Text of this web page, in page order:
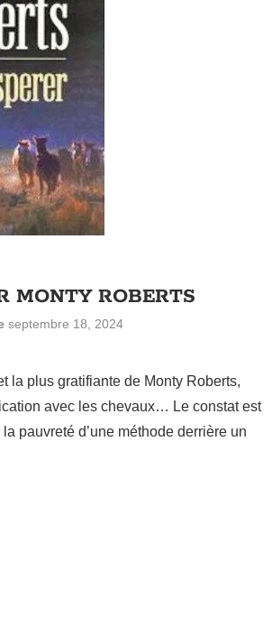
MONTY ROBERTS
septembre 18, 2024
la plus gratifiante de Monty Roberts,
avec les chevaux… Le constat est
pauvreté d’une méthode derrière un